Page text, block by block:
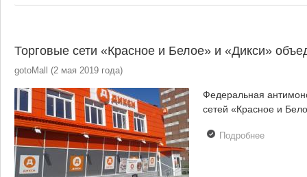
Торговые сети «Красное и Белое» и «Дикси»
gotoMall (2 мая 2019 года)
Федеральная
сетей «Красное и
Подробнеео